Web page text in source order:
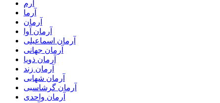
آرم
آرما
آرمان
آرمان آوا
آرمان اسماعیلی
آرمان جهانی
آرمان ذویا
آرمان زند
آرمان شهابی
آرمان گرشاسبی
آرمان واحدی